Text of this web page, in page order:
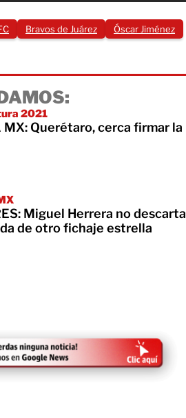
Bravos de Juárez
Óscar Jiménez
2021
MX: Querétaro, cerca firmar la
Miguel Herrera no descarta
de otro fichaje estrella